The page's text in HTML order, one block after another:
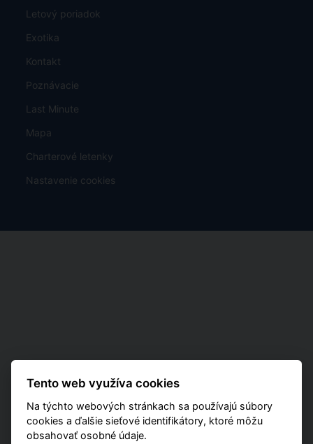
Letový poriadok
Exotika
Kontakt
Poznávacie
Last Minute
Mapa
Charterové letenky
Nastavenie cookies
Tento web využíva cookies
Na týchto webových stránkach sa používajú súbory
cookies a ďalšie sieťové identifikátory, ktoré môžu
obsahovať osobné údaje.